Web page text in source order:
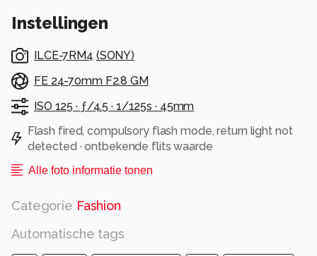
Instellingen
ILCE-7RM4 (SONY)
FE 24-70mm F2.8 GM
ISO 125 · ƒ/4.5 · 1/125s · 45mm
Flash fired, compulsory flash mode, return light not
detected · ontbekende flits waarde
Alle foto informatie tonen
Categorie Fashion
Automatische tags